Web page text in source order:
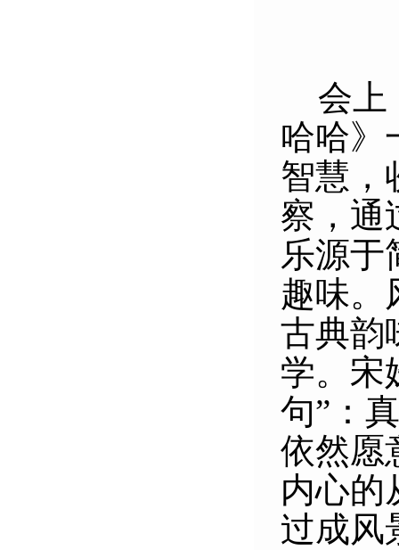
会上
哈哈》
智慧，
察，通
乐源于
趣味。
古典韵
学。宋
句”：
依然愿
内心的
过成风